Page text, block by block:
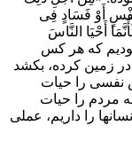
نَفْسٍ أَوْ فَسَادٍ فِی
أَحْیَا النَّاسَ
که هر کس
زمین کرده، بکشد
نفسی را حیات
مردم را حیات
را داریم، عملی